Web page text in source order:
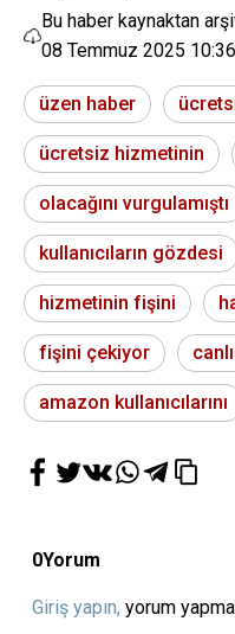
Bu haber kaynaktan
08 Temmuz 2025 10:36
üzen haber
ücretsiz hizmetinin
olacağını vurgulamıştı
kullanıcıların gözdesi
hizmetinin fişini
fişini çekiyor
amazon kullanıcılarını
0Yorum
Giriş yapın, yorum